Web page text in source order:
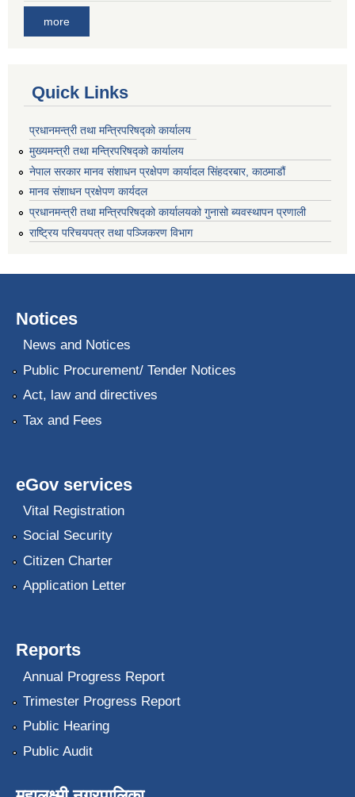
more
Quick Links
प्रधानमन्त्री तथा मन्त्रिपरिषद्को कार्यालय
मुख्यमन्त्री तथा मन्त्रिपरिषद्को कार्यालय
नेपाल सरकार मानव संशाधन प्रक्षेपण कार्यादल सिंहदरबार, काठमाडौं
मानव संशाधन प्रक्षेपण कार्यदल
प्रधानमन्त्री तथा मन्त्रिपरिषद्को कार्यालयको गुनासो ब्यवस्थापन प्रणाली
राष्ट्रिय परिचयपत्र तथा पञ्जिकरण विभाग
Notices
News and Notices
Public Procurement/ Tender Notices
Act, law and directives
Tax and Fees
eGov services
Vital Registration
Social Security
Citizen Charter
Application Letter
Reports
Annual Progress Report
Trimester Progress Report
Public Hearing
Public Audit